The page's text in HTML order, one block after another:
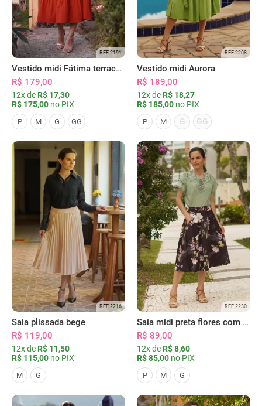
REF 2191
Vestido midi Fátima terracota
R$ 179,00
12x de R$ 17,30
R$ 175,00 no PIX
P M G GG
REF 2208
Vestido midi Aurora
R$ 189,00
12x de R$ 18,27
R$ 185,00 no PIX
P M G GG
REF 2216
Saia plissada bege
R$ 119,00
12x de R$ 11,50
R$ 115,00 no PIX
M G
REF 2230
Saia midi preta flores com bolsos
R$ 89,00
12x de R$ 8,60
R$ 85,00 no PIX
P M G